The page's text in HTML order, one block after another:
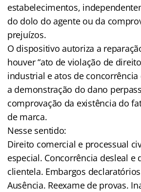
estabelecimentos,
do dolo do agente ou da
prejuízos.
O dispositivo autoriza a
houver “ato de violação de
industrial e atos de concorrência
a demonstração do dano
comprovação da existência do
de marca.
Nesse sentido:
Direito comercial e processual
especial. Concorrência desleal e
clientela. Embargos
Ausência. Reexame de provas.